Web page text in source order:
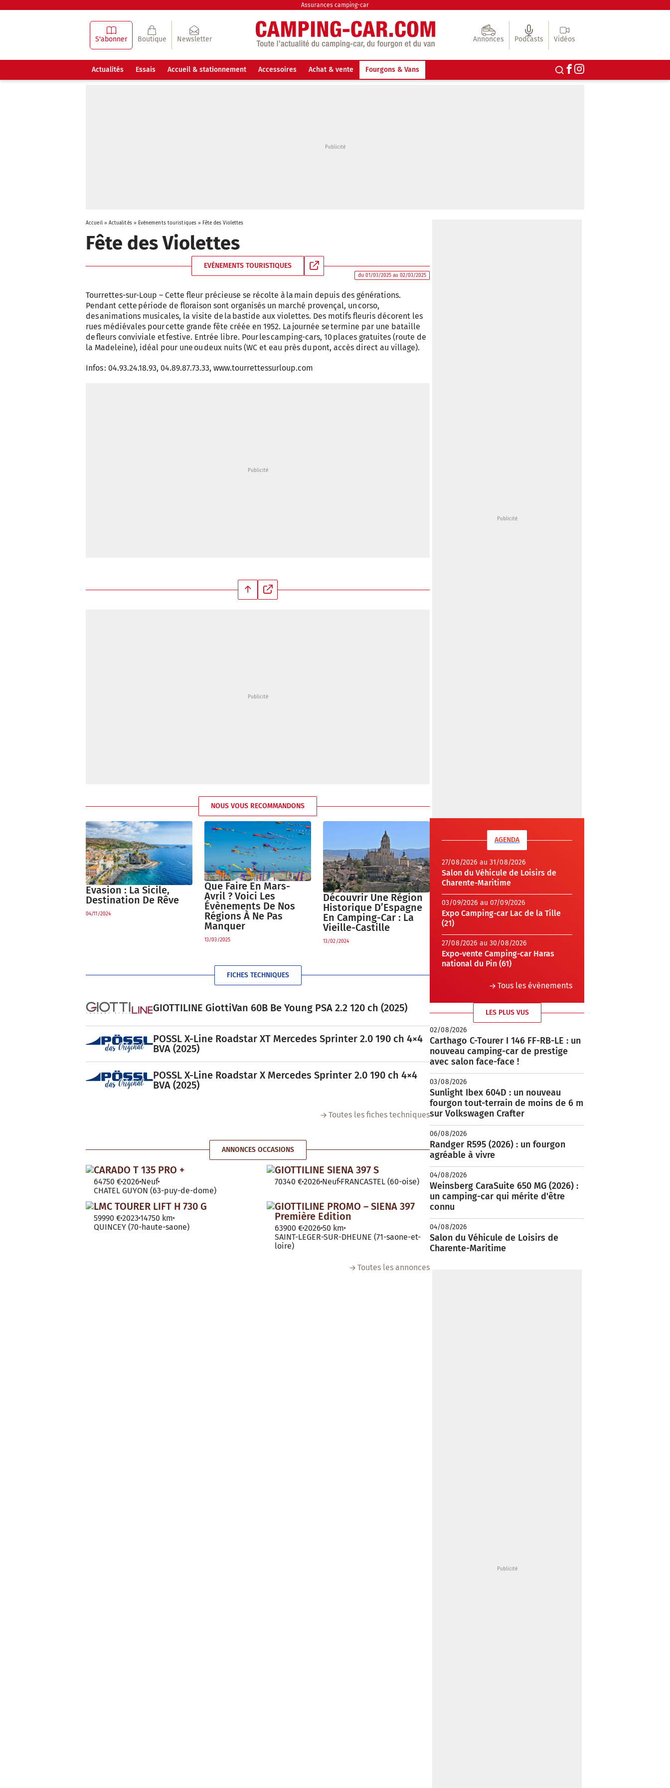
Assurances camping-car
S'abonner Boutique Newsletter Annonces Podcasts Vidéos
Actualités Essais Accueil & stationnement Accessoires Achat & vente Fourgons & Vans
Accueil» Actualités» Evénements touristiques » Fête des Violettes
Fête des Violettes
EVÉNEMENTS TOURISTIQUES
du 01/03/2025 au 02/03/2025
Tourrettes-sur-Loup – Cette fleur précieuse se récolte à la main depuis des générations.
Pendant cette période de floraison sont organisés un marché provençal, un corso,
des animations musicales, la visite de la bastide aux violettes. Des motifs fleuris décorent les
rues médiévales pour cette grande fête créée en 1952. La journée se termine par une bataille
de fleurs conviviale et festive. Entrée libre. Pour les camping-­cars, 10 places gratuites (route de
la Madeleine), idéal pour une ou deux nuits (WC et eau près du pont, accès direct au village).
Infos : 04.93.24.18.93, 04.89.87.73.33, www.tourrettessurloup.com
NOUS VOUS RECOMMANDONS
Evasion : La Sicile,
Destination De Rêve
04/11/2024
Que Faire En Mars-
Avril ? Voici Les
Évènements De Nos
Régions À Ne Pas
Manquer
13/03/2025
Découvrir Une Région
Historique D’Espagne
En Camping-Car : La
Vieille-Castille
13/02/2024
FICHES TECHNIQUES
GIOTTILINE GiottiVan 60B Be Young PSA 2.2 120 ch (2025)
POSSL X-Line Roadstar XT Mercedes Sprinter 2.0 190 ch 4×4
BVA (2025)
POSSL X-Line Roadstar X Mercedes Sprinter 2.0 190 ch 4×4
BVA (2025)
Toutes les fiches techniques
ANNONCES OCCASIONS
CARADO T 135 PRO +
64750 €2026 Neuf
CHATEL GUYON (63-puy-de-dome)
GIOTTILINE SIENA 397 S
70340 €2026 Neuf FRANCASTEL (60-oise)
LMC TOURER LIFT H 730 G
59990 €2023 14750 km
QUINCEY (70-haute-saone)
GIOTTILINE PROMO – SIENA 397
Première Edition
63900 €2026 50 km
SAINT-LEGER-SUR-DHEUNE (71-saone-et-
loire)
Toutes les annonces
AGENDA
27/08/2026 au 31/08/2026
Salon du Véhicule de Loisirs de
Charente-Maritime
03/09/2026 au 07/09/2026
Expo Camping-car Lac de la Tille
(21)
27/08/2026 au 30/08/2026
Expo-vente Camping-car Haras
national du Pin (61)
Tous les évènements
LES PLUS VUS
02/08/2026
Carthago C-Tourer I 146 FF-RB-LE : un
nouveau camping-car de prestige
avec salon face-face !
03/08/2026
Sunlight Ibex 604D : un nouveau
fourgon tout-terrain de moins de 6 m
sur Volkswagen Crafter
06/08/2026
Randger R595 (2026) : un fourgon
agréable à vivre
04/08/2026
Weinsberg CaraSuite 650 MG (2026) :
un camping-car qui mérite d'être
connu
04/08/2026
Salon du Véhicule de Loisirs de
Charente-Maritime